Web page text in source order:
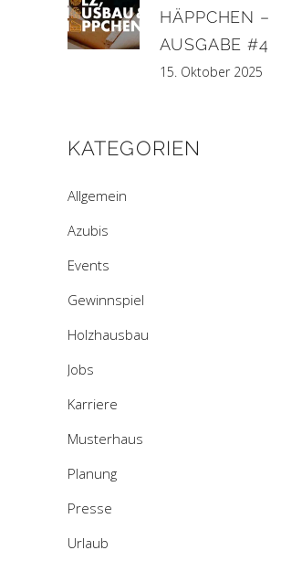
HÄPPCHEN –
AUSGABE #4
15. Oktober 2025
KATEGORIEN
Allgemein
Azubis
Events
Gewinnspiel
Holzhausbau
Jobs
Karriere
Musterhaus
Planung
Presse
Urlaub